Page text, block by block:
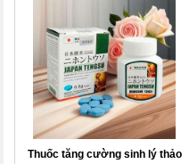
Thuốc tăng cường sinh lý thảo